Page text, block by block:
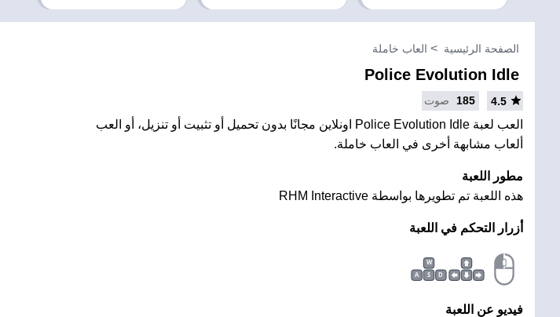
الصفحة الرئيسية العاب خاملة
Police Evolution Idle
4.5
185 صوت
العب لعبة Police Evolution Idle اونلاين مجانًا بدون تحميل أو تثبيت أو تنزيل، أو العب
ألعاب مشابهة أخرى في العاب خاملة.
مطور اللعبة
هذه اللعبة تم تطويرها بواسطة RHM Interactive
أزرار التحكم في اللعبة
W
A
S D
فيديو عن اللعبة